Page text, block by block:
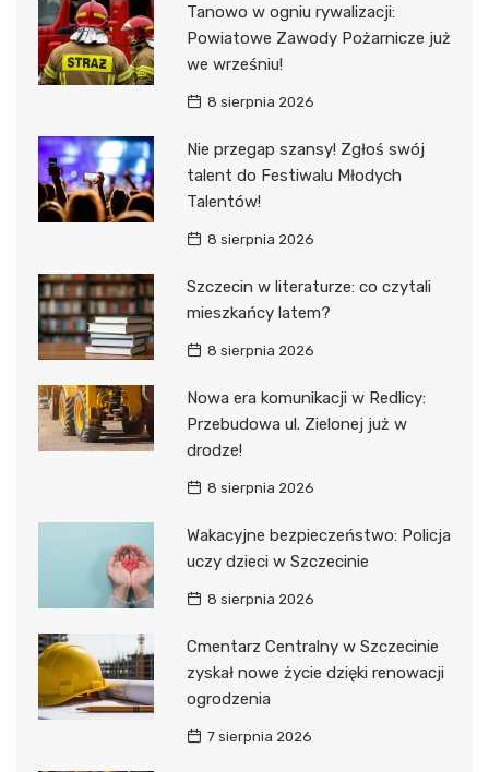
Tanowo w ogniu rywalizacji:
Powiatowe Zawody Pożarnicze już
we wrześniu!
8 sierpnia 2026
Nie przegap szansy! Zgłoś swój
talent do Festiwalu Młodych
Talentów!
8 sierpnia 2026
Szczecin w literaturze: co czytali
mieszkańcy latem?
8 sierpnia 2026
Nowa era komunikacji w Redlicy:
Przebudowa ul. Zielonej już w
drodze!
8 sierpnia 2026
Wakacyjne bezpieczeństwo: Policja
uczy dzieci w Szczecinie
8 sierpnia 2026
Cmentarz Centralny w Szczecinie
zyskał nowe życie dzięki renowacji
ogrodzenia
7 sierpnia 2026